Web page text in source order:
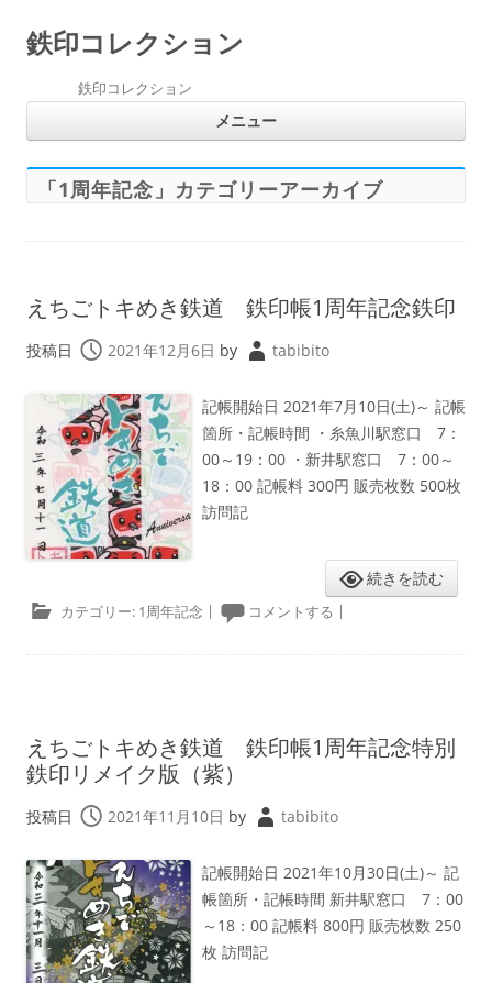
鉄印コレクション
鉄印コレクション
メニュー
「1周年記念 」カテゴリーアーカイブ
えちごトキめき鉄道 鉄印帳1周年記念鉄印
投稿日 2021年12月6日 by tabibito
記帳開始日 2021年7月10日(土)～ 記帳
箇所・記帳時間 ・糸魚川駅窓口 7：
00～19：00 ・新井駅窓口 7：00～
18：00 記帳料 300円 販売枚数 500枚
訪問記
続きを読む
カテゴリー: 1周年記念 | コメントする |
えちごトキめき鉄道 鉄印帳1周年記念特別
鉄印リメイク版（紫）
投稿日 2021年11月10日 by tabibito
記帳開始日 2021年10月30日(土)～ 記
帳箇所・記帳時間 新井駅窓口 7：00
～18：00 記帳料 800円 販売枚数 250
枚 訪問記